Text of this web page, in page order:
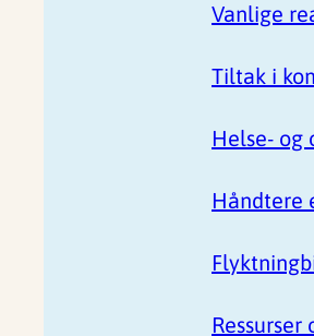
Vanlige
Tiltak i
Helse- og
Håndtere
Ressurser